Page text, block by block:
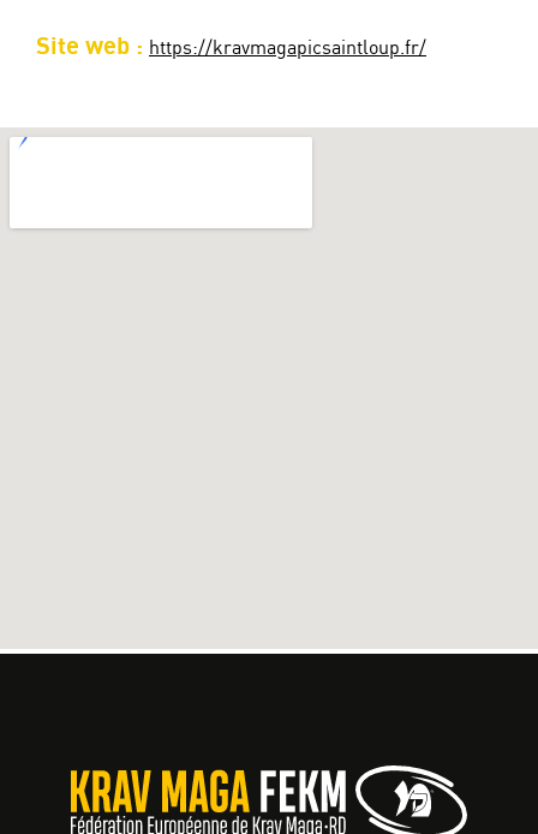
Site web : https://kravmagapicsaintloup.fr/